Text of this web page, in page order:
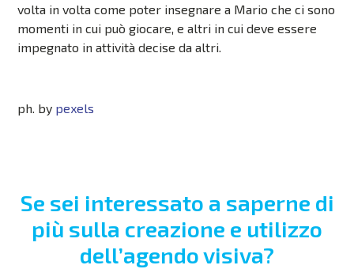
volta in volta come poter insegnare a Mario che ci sono
momenti in cui può giocare, e altri in cui deve essere
impegnato in attività decise da altri.
ph. by pexels
Se sei interessato a saperne di
più sulla creazione e utilizzo
dell’agendo visiva?